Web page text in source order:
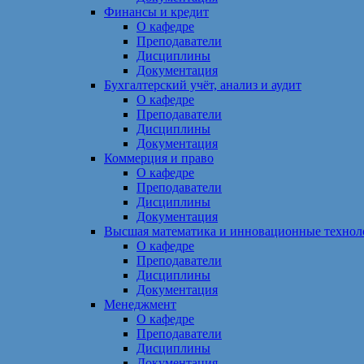
Финансы и кредит
О кафедре
Преподаватели
Дисциплины
Документация
Бухгалтерский учёт, анализ и аудит
О кафедре
Преподаватели
Дисциплины
Документация
Коммерция и право
О кафедре
Преподаватели
Дисциплины
Документация
Высшая математика и инновационные
О кафедре
Преподаватели
Дисциплины
Документация
Менеджмент
О кафедре
Преподаватели
Дисциплины